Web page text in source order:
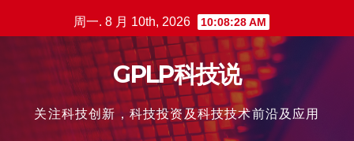
至
周一. 8 月 10th, 2026 10:08:29 AM
GPLP科技说
关注科技创新，科技投资及科技技术前沿及应用